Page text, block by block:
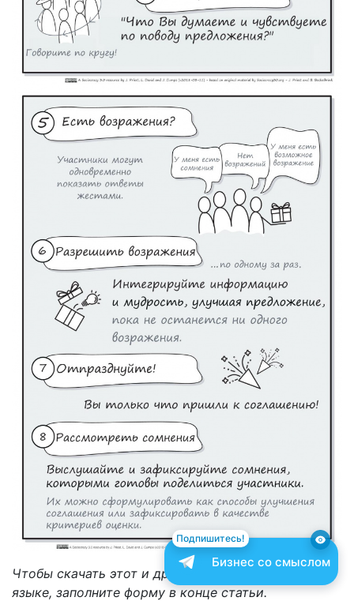
Чтобы скачать этот и другие паттерны на русском
языке, заполните форму в конце статьи.
Бизнес со смыслом
Подпишитесь!